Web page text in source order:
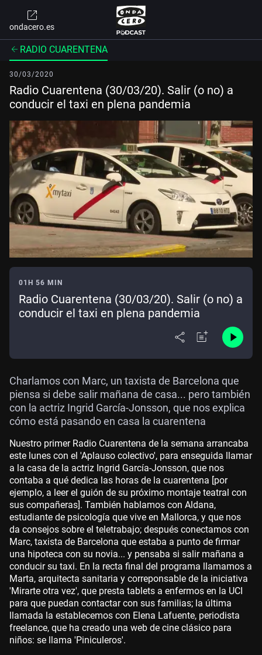
ondacero.es
RADIO CUARENTENA
30/03/2020
Radio Cuarentena (30/03/20). Salir (o no) a
conducir el taxi en plena pandemia
01H 56 MIN
Radio Cuarentena (30/03/20). Salir (o no) a
conducir el taxi en plena pandemia
Charlamos con Marc, un taxista de Barcelona que
piensa si debe salir mañana de casa... pero también
con la actriz Ingrid García-Jonsson, que nos explica
cómo está pasando en casa la cuarentena
Nuestro primer Radio Cuarentena de la semana arrancaba
este lunes con el 'Aplauso colectivo', para enseguida llamar
a la casa de la actriz Ingrid García-Jonsson, que nos
contaba a qué dedica las horas de la cuarentena [por
ejemplo, a leer el guión de su próximo montaje teatral con
sus compañeras]. También hablamos con Aldana,
estudiante de psicología que vive en Mallorca, y que nos
da consejos sobre el teletrabajo; después conectamos con
Marc, taxista de Barcelona que estaba a punto de firmar
una hipoteca con su novia... y pensaba si salir mañana a
conducir su taxi. En la recta final del programa llamamos a
Marta, arquitecta sanitaria y correponsable de la iniciativa
'Mirarte otra vez', que presta tablets a enfermos en la UCI
para que puedan contactar con sus familias; la última
llamada la establecemos con Elena Lafuente, periodista
freelance, que ha creado una web de cine clásico para
niños: se llama 'Piniculeros'.